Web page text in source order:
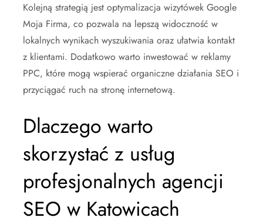
Kolejną strategią jest optymalizacja wizytówek Google
Moja Firma, co pozwala na lepszą widoczność w
lokalnych wynikach wyszukiwania oraz ułatwia kontakt
z klientami. Dodatkowo warto inwestować w reklamy
PPC, które mogą wspierać organiczne działania SEO i
przyciągać ruch na stronę internetową.
Dlaczego warto
skorzystać z usług
profesjonalnych agencji
SEO w Katowicach